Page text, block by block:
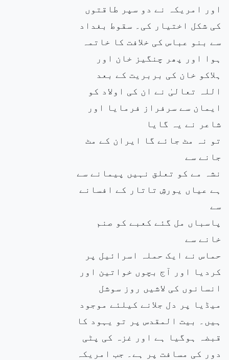
اور امریکہ نے دو سپر طاقتوں
کی شکل اختیار کی۔ سقوط بغداد
سے بنو عباس کی خلافت کا خاتمہ
ہوا اور پھر چنگیز خان اور
ہلاکو خان کی بربریت کے بعد
اللہ تعالیٰ نے ان کی اولاد کو
ایمان سے سرفراز فرمایا اور
شاعر نے یہ گایا
تو نہ مٹ جائے گا ایران کے مٹ
جانے سے
نشہ مے کو تعلق نہیں پیمانے سے
ہے عیاں یورشِ تاتار کے افسانے
سے
پاسباں مل گئے کعبے کو صنم
خانے سے
حماس نے ایک حملہ اسرائیل پر
کردیا اور آج بچوں خواتین اور
انسانوں کی لاشیں روز سوشل
میڈیا پر دل جلانے کیلئے موجود
ہیں۔ بیت المقدس پر تو یہود کا
قبضہ ہوگیا ہے اور غزہ کی پٹی
دور کی مسافت پر ہے۔ جب امریکہ